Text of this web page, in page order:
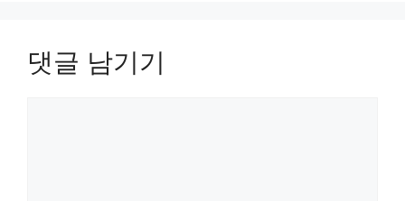
댓글 남기기